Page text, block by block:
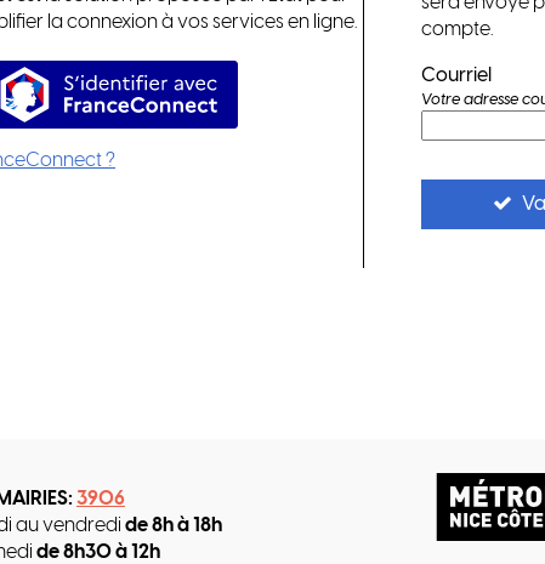
la connexion à vos services en ligne.
S’identifier avec FranceConnect
?
compte.
Courriel
Votre adresse
3906
au vendredi de 8h à 18h
de 8h30 à 12h